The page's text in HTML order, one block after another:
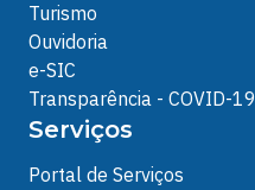
Turismo
Ouvidoria
e-SIC
Transparência - COVID-19
Serviços
Portal de Serviços